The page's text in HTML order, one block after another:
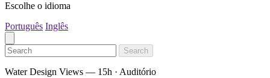
Escolhe o idioma
Português Inglês
Search
Water Design Views — 15h · Auditório